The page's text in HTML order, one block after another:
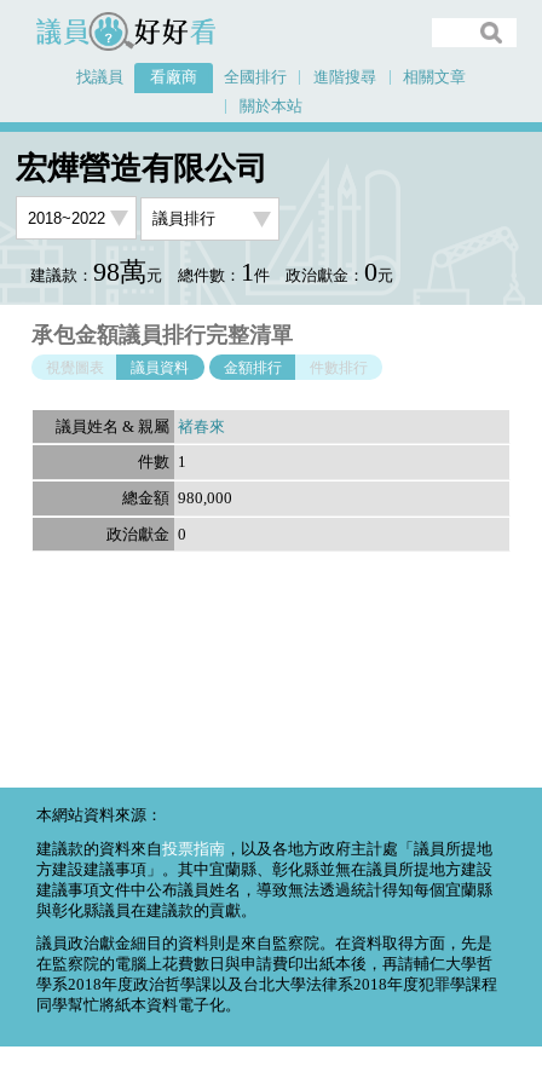
議員好好看
找議員 看廠商 全國排行 進階搜尋
相關文章
關於本站
首頁
宏燁營造有限公司
建議款： 98萬元 總件數： 1件 政治獻金： 0元
承包金額議員排行完整清單
視覺圖表 議員資料 金額排行 件數排行
褚春來
1
980,000
0
本網站資料來源：
建議款的資料來自投票指南 ，以及各地方政府主計處「議員所提地
方建設建議事項」。其中宜蘭縣、彰化縣並無在議員所提地方建設
建議事項文件中公布議員姓名，導致無法透過統計得知每個宜蘭縣
與彰化縣議員在建議款的貢獻。
議員政治獻金細目的資料則是來自監察院。在資料取得方面，先是
在監察院的電腦上花費數日與申請費印出紙本後，再請輔仁大學哲
學系2018年度政治哲學課以及台北大學法律系2018年度犯罪學課程
同學幫忙將紙本資料電子化。